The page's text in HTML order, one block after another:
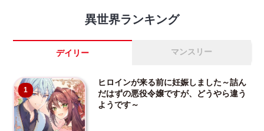
異世界ランキング
デイリー マンスリー
1
ヒロインが来る前に妊娠しました～詰ん
だはずの悪役令嬢ですが、どうやら違う
ようです～